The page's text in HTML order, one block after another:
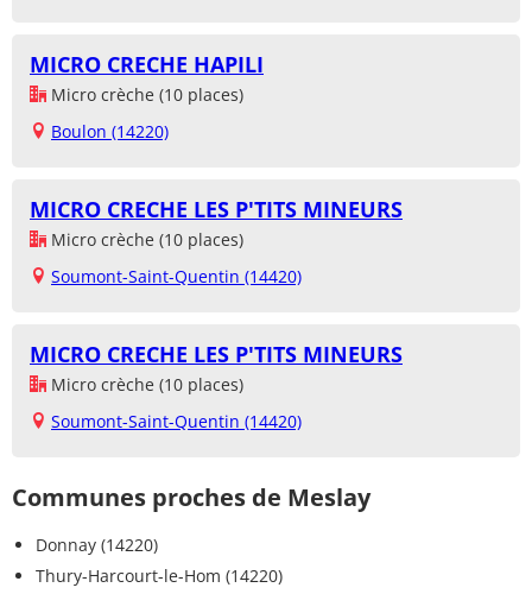
MICRO CRECHE HAPILI
Micro crèche (10 places)
Boulon (14220)
MICRO CRECHE LES P'TITS MINEURS
Micro crèche (10 places)
Soumont-Saint-Quentin (14420)
MICRO CRECHE LES P'TITS MINEURS
Micro crèche (10 places)
Soumont-Saint-Quentin (14420)
Communes proches de Meslay
Donnay (14220)
Thury-Harcourt-le-Hom (14220)